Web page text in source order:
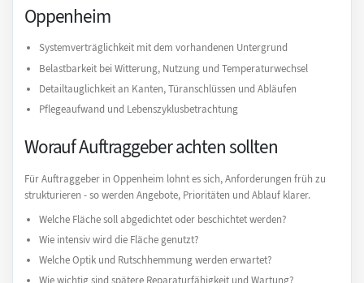
Oppenheim
Systemverträglichkeit mit dem vorhandenen Untergrund
Belastbarkeit bei Witterung, Nutzung und Temperaturwechsel
Detailtauglichkeit an Kanten, Türanschlüssen und Abläufen
Pflegeaufwand und Lebenszyklusbetrachtung
Worauf Auftraggeber achten sollten
Für Auftraggeber in Oppenheim lohnt es sich, Anforderungen früh zu
strukturieren - so werden Angebote, Prioritäten und Ablauf klarer.
Welche Fläche soll abgedichtet oder beschichtet werden?
Wie intensiv wird die Fläche genutzt?
Welche Optik und Rutschhemmung werden erwartet?
Wie wichtig sind spätere Reparaturfähigkeit und Wartung?